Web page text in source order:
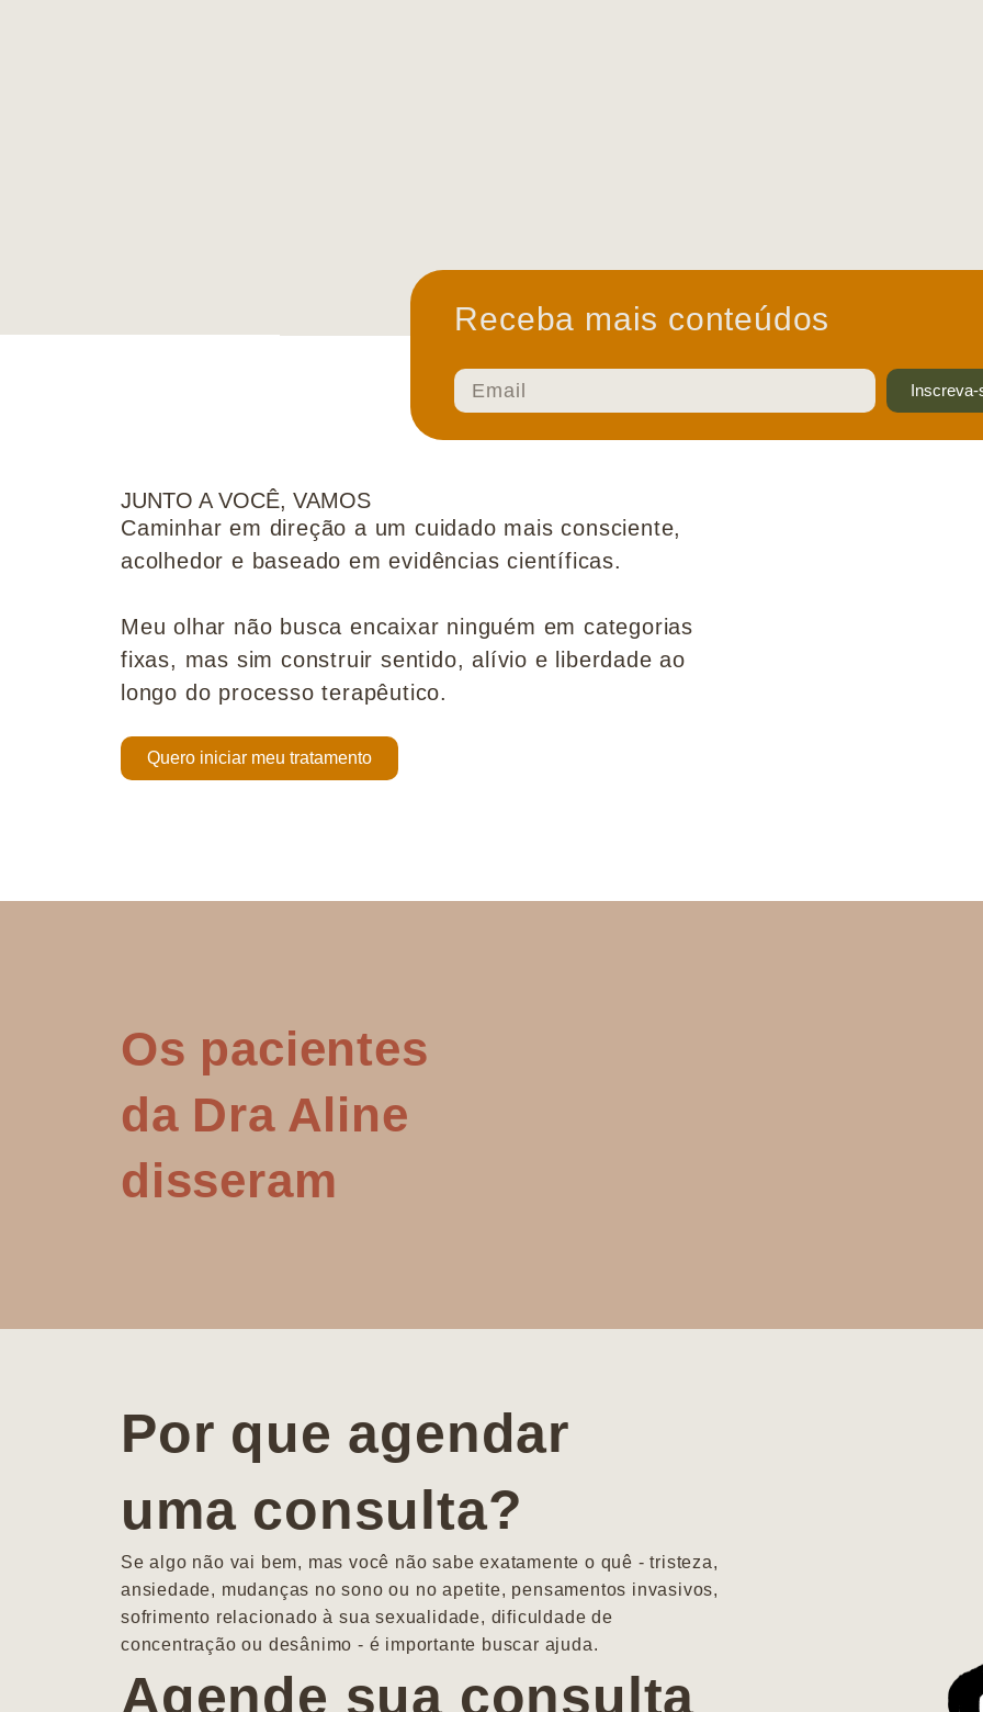
Receba mais conteúdos
Inscreva-
JUNTO A VOCÊ, VAMOS
Caminhar em direção a um cuidado mais consciente,
acolhedor e baseado em evidências científicas.
Meu olhar não busca encaixar ninguém em categorias
fixas, mas sim construir sentido, alívio e liberdade ao
longo do processo terapêutico.
Quero iniciar meu tratamento
Os pacientes
da Dra Aline
disseram
Por que agendar
uma consulta?
Se algo não vai bem, mas você não sabe exatamente o quê - tristeza,
ansiedade, mudanças no sono ou no apetite, pensamentos invasivos,
sofrimento relacionado à sua sexualidade, dificuldade de
concentração ou desânimo - é importante buscar ajuda.
Agende sua consulta